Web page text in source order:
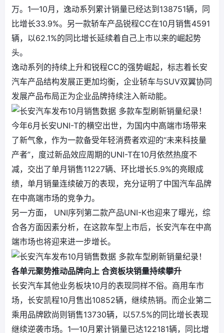
万。1—10月，逸动系列累计销量已经达到138751辆，同
比增长33.9%。另一款轿车产品锐程CC在10月销售4591
辆，以62.1%的同比增长延续着自己上市以来的崛起势
头。
逸动系列的持续上升和锐程CC的强势崛起，标志着长安
汽车产品结构发展正更加均衡，企业轿车与SUV双翼协同
发展产品布局正为企业品牌持续注入新动能。
今年6月长安UNI-T的横空出世，为国内中高端市场带来
了新气象，作为一款备受年轻消费者欢迎的“未来科技量
产者”，度过新品效应周期的UNI-T在10月依然热度不
减，交出了单月销售11227辆、环比增长5.9%的亮眼成
绩，单月销量连续破万的表现，充分证明了中国汽车品牌
在中高端市场的竞争力。
另一方面， UNI序列第二款产品UNI-K也迎来了曝光，综
合各方面因素分析，在这款车型上市后，长安汽车在中高
端市场也将迎来进一步增长。
各单元聚势推动品牌向上 合资板块销量持续攀升
长安汽车其他业务板块10月的表现同样不俗。商用车市
场，长安凯程10月售出10852辆，继续热销。而企业第二
乘用品牌欧尚则销售13730辆，以57.5%的同比增长表现
继续逆袭市场。1—10月累计销量已达122181辆，同比增